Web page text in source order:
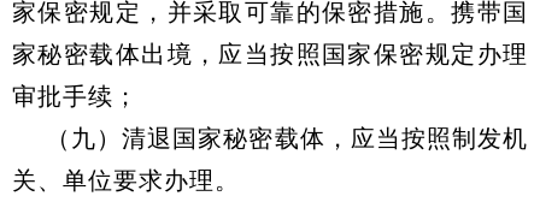
家保密规定，并采取可靠的保密措施。携带国
家秘密载体出境，应当按照国家保密规定办理
审批手续；
（九）清退国家秘密载体，应当按照制发机
关、单位要求办理。